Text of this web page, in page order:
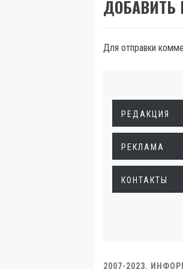
ДОБАВИТЬ
Для отправки
РЕДАКЦИЯ
РЕКЛАМА
КОНТАКТЫ
2007-2023.